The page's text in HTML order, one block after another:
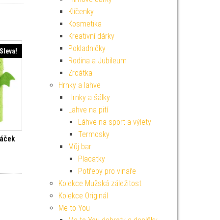
Sleva!
cena byla: 299 Kč.
Aktuální cena je: 269 Kč.
Klíčenky
Kosmetika
Kreativní dárky
Pokladničky
Rodina a Jubileum
Zrcátka
Hrnky a lahve
Hrnky a šálky
Lahve na pití
Láhve na sport a výlety
Termosky
Můj bar
Placatky
Potřeby pro vinaře
Kolekce Mužská záležitost
Kolekce Originál
Me to You